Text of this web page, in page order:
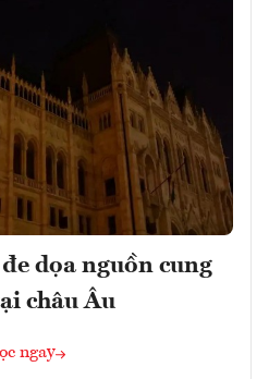
dọa nguồn cung
châu Âu
ngay